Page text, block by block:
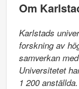
Om
Karlstads
forskning av
samverkan
Universitetet
1 200 anställda.